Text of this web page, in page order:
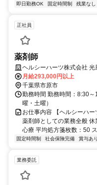
即日勤務OK 固定時間制 残業なし
正社員
薬剤師
ヘルシーハーツ株式会社 光
月給293,000円以上
千葉県市原市
勤務時間 勤務時間：8:30
曜・土曜）
お仕事内容 【ヘルシーハ
薬剤師としての業務全般 休
心療 平均処方箋枚数：50
固定時間制 社会保険完備 賞与あり
業務委託